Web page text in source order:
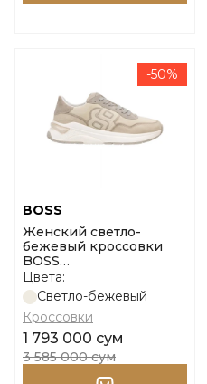
-50%
BOSS
Женский светло-
бежевый кроссовки
BOSS
Skylar_runn_lysdsp
10277843 01 размер 40
Цвета:
Светло-бежевый
Кроссовки
1 793 000 сум
3 585 000 сум